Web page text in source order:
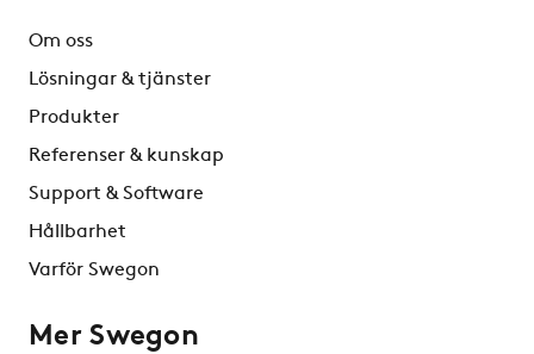
Om oss
Lösningar & tjänster
Produkter
Referenser & kunskap
Support & Software
Hållbarhet
Varför Swegon
Mer Swegon